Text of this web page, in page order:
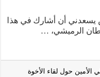
يسعدني أن أشارك في هذا
الرميشي، …
الأمين حول لقاء الأخوة